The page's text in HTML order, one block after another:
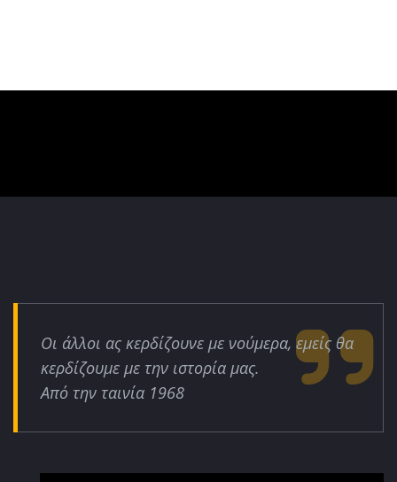
Οι άλλοι ας κερδίζουνε με νούμερα, εμείς θα
κερδίζουμε με την ιστορία μας.
Από την ταινία 1968